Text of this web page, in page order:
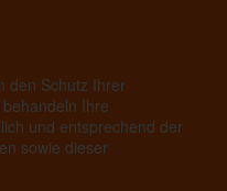
den Schutz Ihrer
Ihre
und entsprechend der
sowie dieser